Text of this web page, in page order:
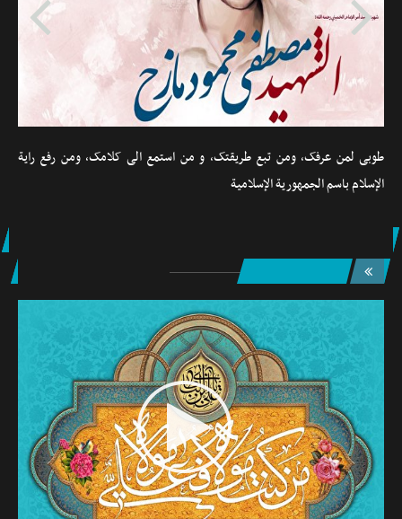
طوبی لمن عرفک، ومن تبع طريقتک، و من استمع الی کلامک، ومن رفع راية
الإسلام باسم الجمهورية الإسلامية